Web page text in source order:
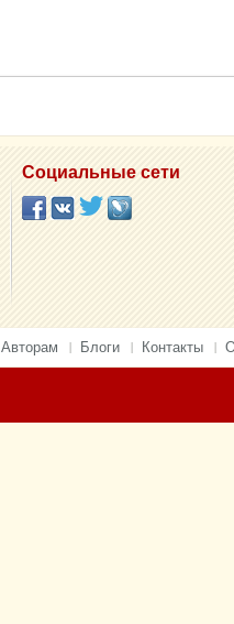
Социальные сети
Авторам Блоги Контакты